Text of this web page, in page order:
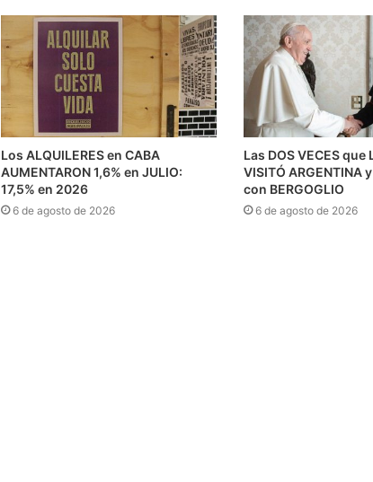
Los ALQUILERES en CABA
AUMENTARON 1,6% en JULIO:
17,5% en 2026
6 de agosto de 2026
Las DOS VECES que
VISITÓ ARGENTINA
con BERGOGLIO
6 de agosto de 2026